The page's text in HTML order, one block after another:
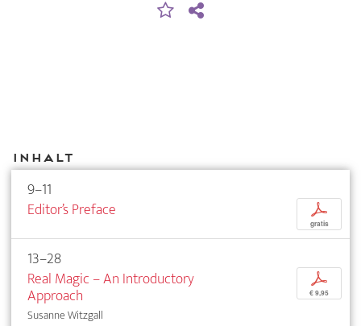
Inhalt
9–11
Editor’s Preface
p
gratis
13–28
Real Magic – An Introductory
Approach
Susanne Witzgall
p
€ 9,95